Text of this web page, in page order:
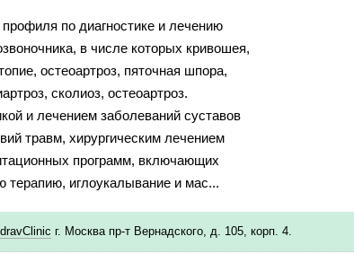
по диагностике и лечению
в числе которых кривошея,
остеоартроз, пяточная шпора,
сколиоз, остеоартроз.
и лечением заболеваний суставов
травм, хирургическим лечением
программ, включающих
терапию, иглоукалывание и мас...
г. Москва пр-т Вернадского, д. 105, корп. 4.